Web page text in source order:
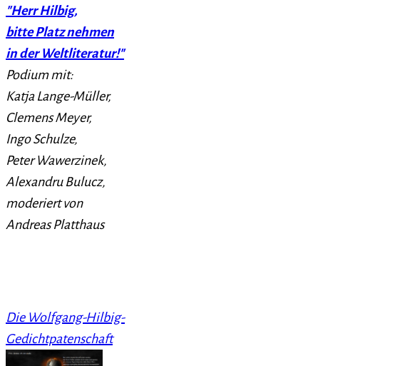
"Herr Hilbig,
bitte Platz nehmen
in der Weltliteratur!"
Podium mit:
Katja Lange-Müller,
Clemens Meyer,
Ingo Schulze,
Peter Wawerzinek,
Alexandru Bulucz,
moderiert von
Andreas Platthaus
Die Wolfgang-Hilbig-
Gedichtpatenschaft